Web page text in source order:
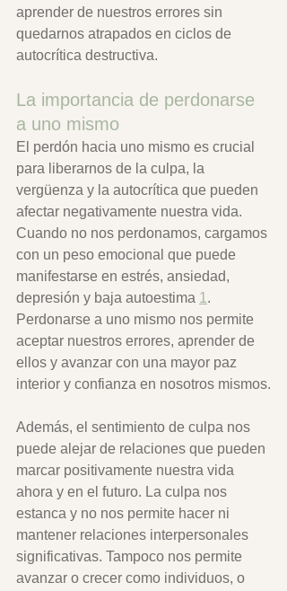
aprender de nuestros errores sin
quedarnos atrapados en ciclos de
autocrítica destructiva.
La importancia de perdonarse
a uno mismo
El perdón hacia uno mismo es crucial
para liberarnos de la culpa, la
vergüenza y la autocrítica que pueden
afectar negativamente nuestra vida.
Cuando no nos perdonamos, cargamos
con un peso emocional que puede
manifestarse en estrés, ansiedad,
depresión y baja autoestima 1 .
Perdonarse a uno mismo nos permite
aceptar nuestros errores, aprender de
ellos y avanzar con una mayor paz
interior y confianza en nosotros mismos.
Además, el sentimiento de culpa nos
puede alejar de relaciones que pueden
marcar positivamente nuestra vida
ahora y en el futuro. La culpa nos
estanca y no nos permite hacer ni
mantener relaciones interpersonales
significativas. Tampoco nos permite
avanzar o crecer como individuos, o